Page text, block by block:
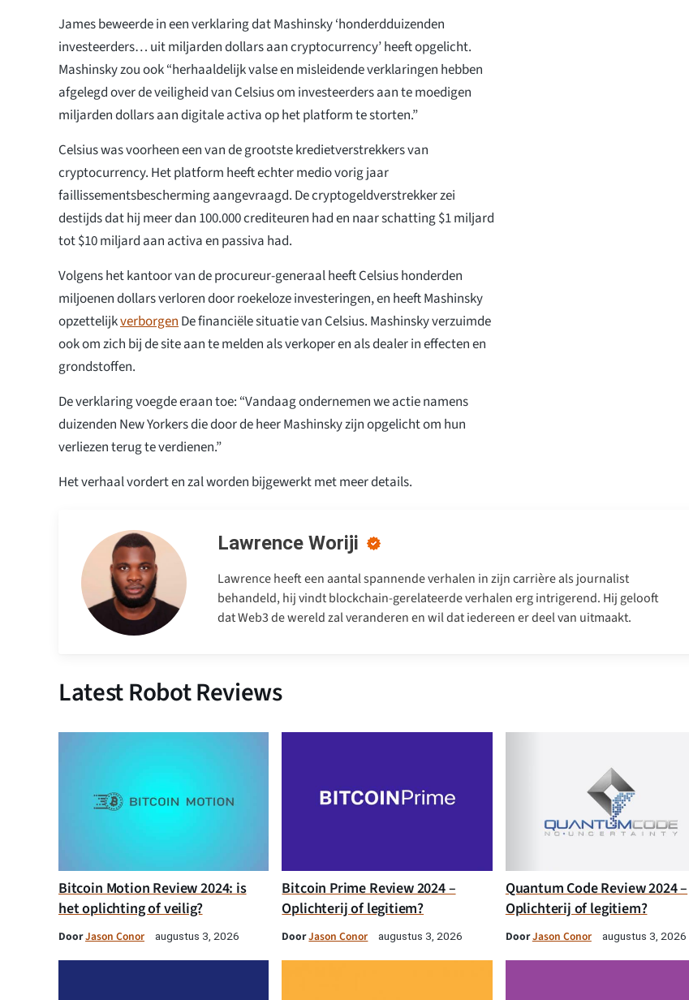
James beweerde in een verklaring dat Mashinsky ‘honderdduizenden
investeerders… uit miljarden dollars aan cryptocurrency’ heeft opgelicht.
Mashinsky zou ook “herhaaldelijk valse en misleidende verklaringen hebben
afgelegd over de veiligheid van Celsius om investeerders aan te moedigen
miljarden dollars aan digitale activa op het platform te storten.”
Celsius was voorheen een van de grootste kredietverstrekkers van
cryptocurrency. Het platform heeft echter medio vorig jaar
faillissementsbescherming aangevraagd. De cryptogeldverstrekker zei
destijds dat hij meer dan 100.000 crediteuren had en naar schatting $1 miljard
tot $10 miljard aan activa en passiva had.
Volgens het kantoor van de procureur-generaal heeft Celsius honderden
miljoenen dollars verloren door roekeloze investeringen, en heeft Mashinsky
opzettelijkverborgenDe financiële situatie van Celsius. Mashinsky verzuimde
ook om zich bij de site aan te melden als verkoper en als dealer in effecten en
grondstoffen.
De verklaring voegde eraan toe: “Vandaag ondernemen we actie namens
duizenden New Yorkers die door de heer Mashinsky zijn opgelicht om hun
verliezen terug te verdienen.”
Het verhaal vordert en zal worden bijgewerkt met meer details.
Lawrence Woriji
Lawrence heeft een aantal spannende verhalen in zijn carrière als journalist
behandeld, hij vindt blockchain-gerelateerde verhalen erg intrigerend. Hij gelooft
dat Web3 de wereld zal veranderen en wil dat iedereen er deel van uitmaakt.
Latest Robot Reviews
Bitcoin Motion Review 2024: is
het oplichting of veilig?
DoorJason Conor augustus 3, 2026
Bitcoin Prime Review 2024 –
Oplichterij of legitiem?
DoorJason Conor augustus 3, 2026
Quantum Code Review 2024 –
Oplichterij of legitiem?
DoorJason Conor augustus 3, 2026